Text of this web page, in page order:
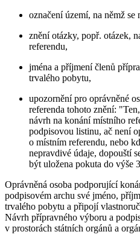
označení území, na němž
znění otázky, popř. otázek,
referendu,
jména a příjmení členů
trvalého pobytu,
upozornění pro oprávněné
referenda tohoto znění:
návrh na konání místního
podpisovou listinu, ač není
o místním referendu, nebo
nepravdivé údaje, dopouští
být uložena pokuta do výše
Oprávněná osoba podporující
podpisovém archu své jméno,
trvalého pobytu a připojí
Návrh přípravného výboru a
v prostorách státních orgánů a